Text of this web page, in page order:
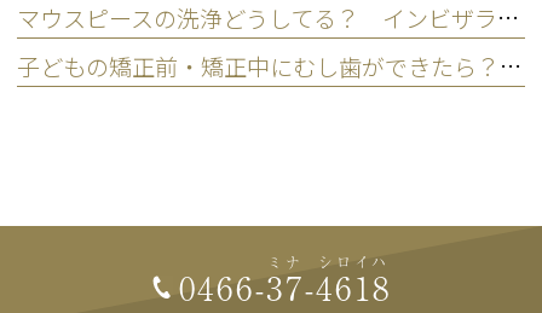
マウスピースの洗浄どうしてる？ インビザラインの正しい洗い方
子どもの矯正前・矯正中にむし歯ができたら？ どっちの治療を先にするの？
0466-37
ミナ
-4618
シロイハ